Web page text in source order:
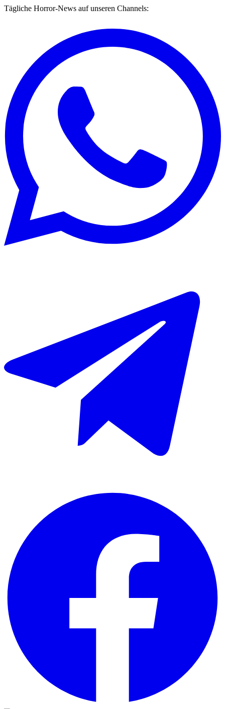
Tägliche Horror-News auf unseren Channels: